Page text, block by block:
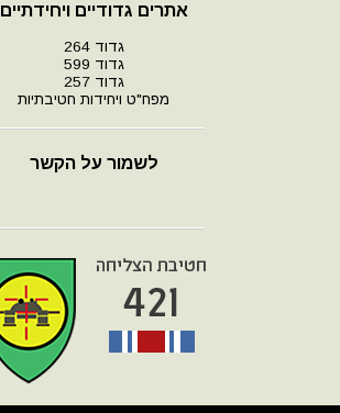
אתרים גדודיים ויחידתיים
גדוד 264
גדוד 599
גדוד 257
מפח"ט ויחידות חטיבתיות
לשמור על הקשר